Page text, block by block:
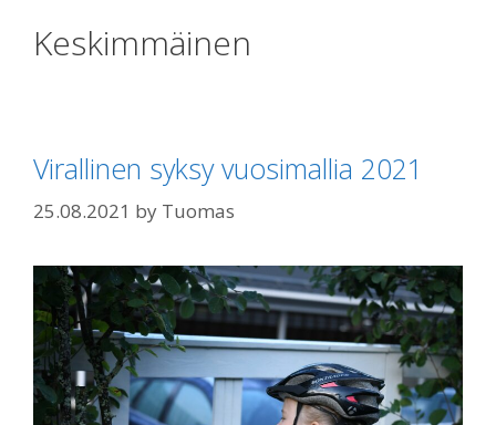
Keskimmäinen
Virallinen syksy vuosimallia 2021
25.08.2021 by Tuomas